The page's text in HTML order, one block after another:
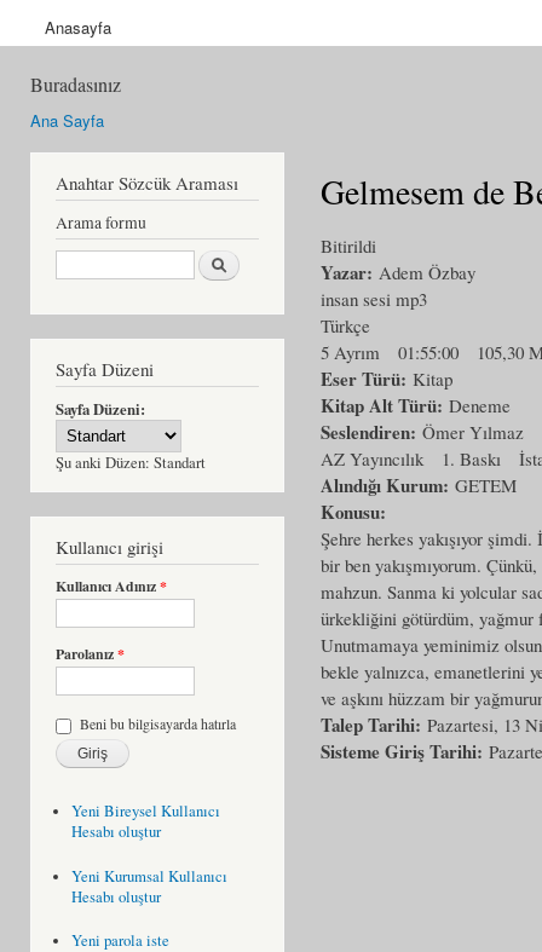
Anasayfa
Buradasınız
Ana Sayfa
Anahtar Sözcük Araması
Arama formu
Ara
Sayfa Düzeni
Sayfa Düzeni:
Şu anki Düzen: Standart
Kullanıcı girişi
Kullanıcı Adınız*
Parolanız*
Beni bu bilgisayarda hatırla
Yeni Bireysel Kullanıcı
Hesabı oluştur
Yeni Kurumsal Kullanıcı
Hesabı oluştur
Yeni parola iste
Gelmesem de
Bitirildi
Yazar: Adem Özbay
insan sesi mp3
Türkçe
5 Ayrım
01:55:00 105,30
Eser Türü: Kitap
Kitap Alt Türü: Deneme
Seslendiren: Ömer Yılmaz
AZ Yayıncılık
1. Baskı
Alındığı Kurum: GETEM
Konusu:
Şehre herkes yakışıyor
bir ben yakışmıyorum.
mahzun. Sanma ki yolcular
ürkekliğini götürdüm, yağmur
Unutmamaya yeminimiz
bekle yalnızca, emanetlerini
ve aşkını hüzzam bir
Talep Tarihi: Pazartesi, 13
Sisteme Giriş Tarihi: